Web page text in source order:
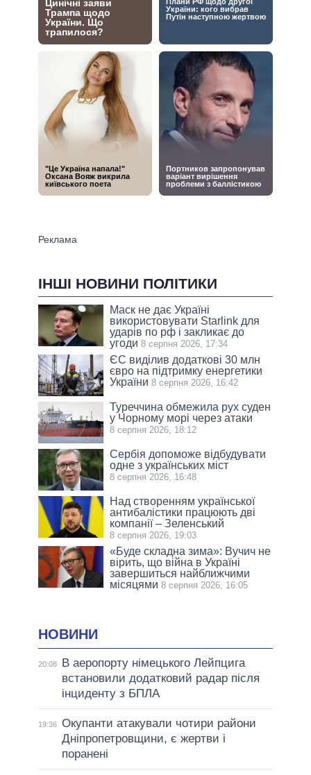
ІНШІ НОВИНИ ПОЛІТИКИ
Маск не дає Україні
використовувати Starlink для
ударів по рф і закликає до
угоди 8 серпня 2026, 17:34
ЄС виділив додаткові 30 млн
євро на підтримку енергетики
України 8 серпня 2026, 16:42
Туреччина обмежила рух суден
у Чорному морі через атаки
8 серпня 2026, 18:12
Сербія допоможе відбудувати
одне з українських міст
8 серпня 2026, 16:48
Над створенням української
антибалістики працюють дві
компанії – Зеленський
8 серпня 2026, 19:03
«Буде складна зима»: Вучич не
вірить, що війна в Україні
завершиться найближчими
місяцями 8 серпня 2026, 16:05
НОВИНИ
20:08
В аеропорту німецького Лейпцига
встановили додатковий радар після
інциденту з БПЛА
19:36 Окупанти атакували чотири райони
Дніпропетровщини, є жертви і
поранені